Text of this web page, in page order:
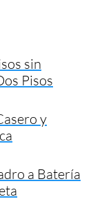
sin
Pisos
y
a Batería